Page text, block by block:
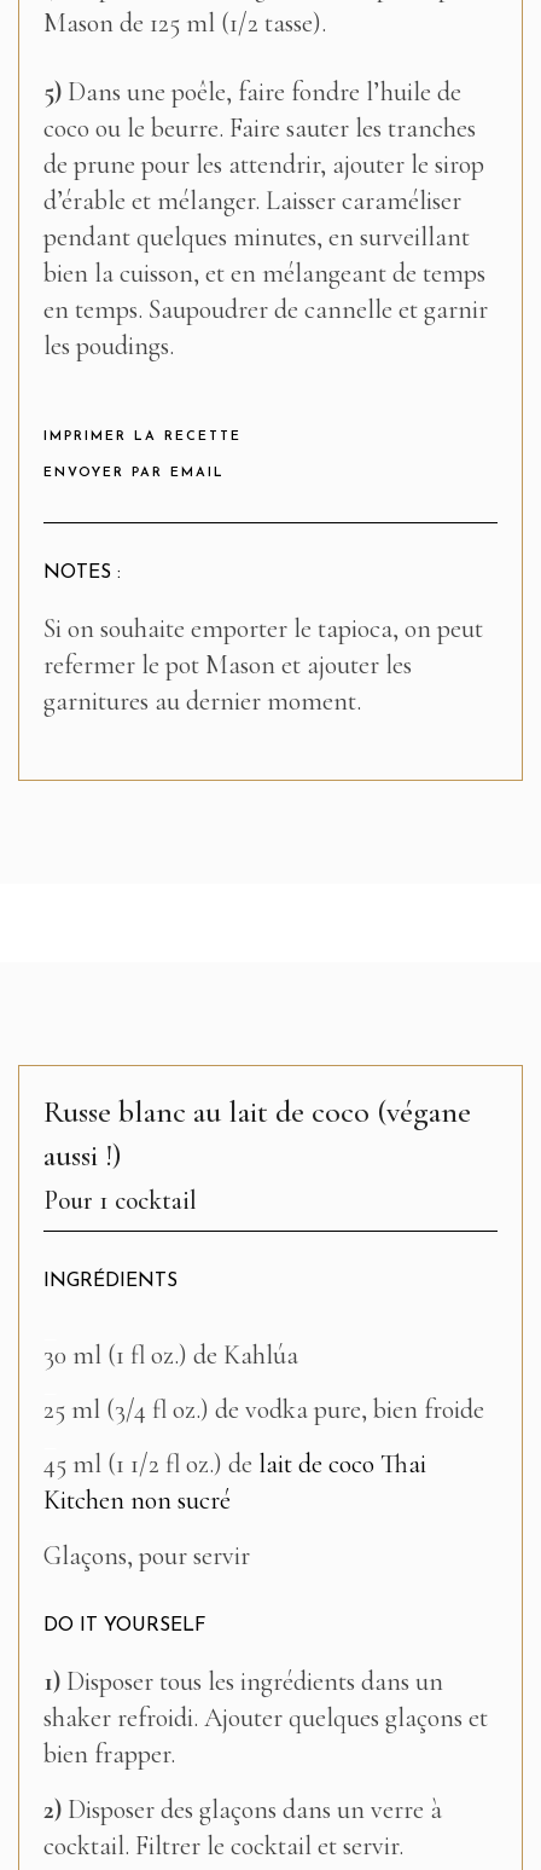
Mason de 125 ml (1/2 tasse).
5) Dans une poêle, faire fondre l’huile de
coco ou le beurre. Faire sauter les tranches
de prune pour les attendrir, ajouter le sirop
d’érable et mélanger. Laisser caraméliser
pendant quelques minutes, en surveillant
bien la cuisson, et en mélangeant de temps
en temps. Saupoudrer de cannelle et garnir
les poudings.
IMPRIMER LA RECETTE
ENVOYER PAR EMAIL
NOTES :
Si on souhaite emporter le tapioca, on peut
refermer le pot Mason et ajouter les
garnitures au dernier moment.
Russe blanc au lait de coco (végane
aussi !)
Pour 1 cocktail
INGRÉDIENTS
30 ml (1 fl oz.) de Kahlúa
25 ml (3/4 fl oz.) de vodka pure, bien froide
45 ml (1 1/2 fl oz.) de lait de coco Thai
Kitchen non sucré
–
Glaçons, pour servir
DO IT YOURSELF
1) Disposer tous les ingrédients dans un
shaker refroidi. Ajouter quelques glaçons et
bien frapper.
2) Disposer des glaçons dans un verre à
cocktail. Filtrer le cocktail et servir.